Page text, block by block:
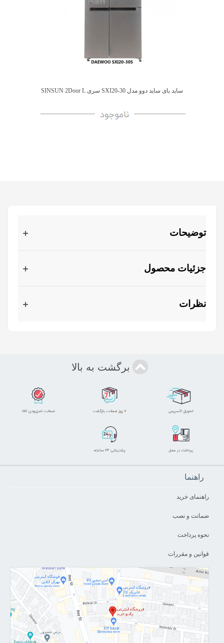
ساید بای ساید دوو مدل SXI20-30 سری SINSUN 2Door L
توضیحات
جزئیات محصول
نظرات
برگشت به بالا
راهنما
راهنمای خرید
ضمانت و نصب
نحوه پرداخت
قوانین و مقررات